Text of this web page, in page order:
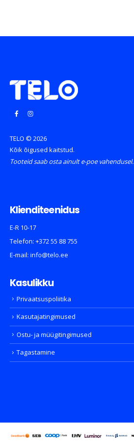
TELO © 2026
Kõik õigused kaitstud.
Tooteid saab osta ainult e-poe vahendusel.
Klienditeenidus
E-R 10-17
Telefon: +372 55 88 755
E-mail: info@telo.ee
Kasulikku
Privaatsuspoliitika
Kasutajatingimused
Ostu- ja müügitingimused
Tagastamine